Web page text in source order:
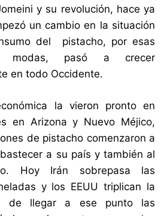
y su revolución, hace ya
un cambio en la situación
del pistacho, por esas
pasó a crecer
en todo Occidente.
la vieron pronto en
en Arizona y Nuevo Méjico,
de pistacho comenzaron a
a su país y también al
Hoy Irán sobrepasa las
y los EEUU triplican la
de llegar a ese punto las